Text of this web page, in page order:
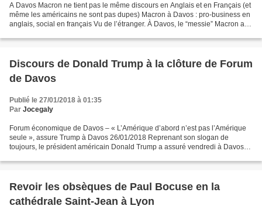
A Davos Macron ne tient pas le même discours en Anglais et en Français (et
même les américains ne sont pas dupes) Macron à Davos : pro-business en
anglais, social en français Vu de l’étranger. À Davos, le “messie” Macron a
Discours de Donald Trump à la clôture de Forum
de Davos
Publié le 27/01/2018 à 01:35
Par Jocegaly
Forum économique de Davos – « L’Amérique d’abord n’est pas l’Amérique
seule », assure Trump à Davos 26/01/2018 Reprenant son slogan de
toujours, le président américain Donald Trump a assuré vendredi à Davos
Revoir les obsèques de Paul Bocuse en la
cathédrale Saint-Jean à Lyon